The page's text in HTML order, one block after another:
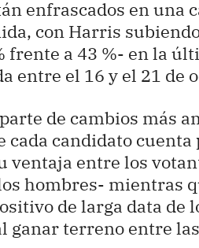
enfrascados en una
con Harris
frente a 43 %- en la
entre el 16 y el 21 de
de cambios más
cada candidato
ventaja entre los
hombres- mientras
de larga data de
ganar terreno entre